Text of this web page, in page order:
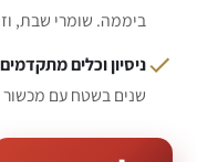
ביממה. שומרי שבת,
ניסיון וכלים מתקדמים
שנים בשטח עם מכשור